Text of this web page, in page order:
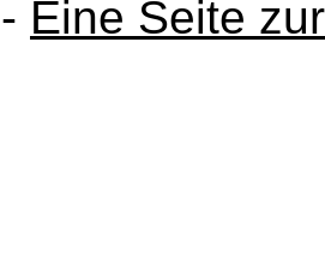
- Eine Seite